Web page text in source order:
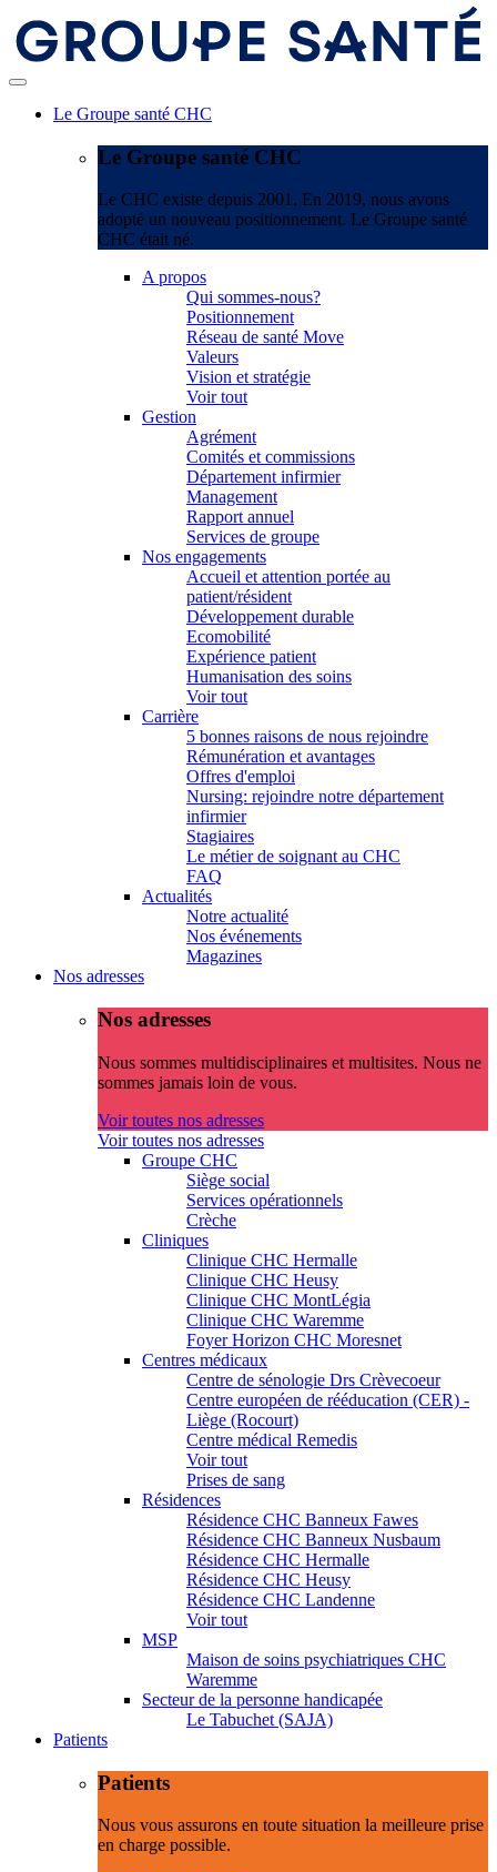
Le Groupe santé CHC
Le Groupe santé CHC
Le CHC existe depuis 2001. En 2019, nous avons
adopté un nouveau positionnement. Le Groupe santé
CHC était né.
A propos
Qui sommes-nous?
Positionnement
Réseau de santé Move
Valeurs
Vision et stratégie
Voir tout
Gestion
Agrément
Comités et commissions
Département infirmier
Management
Rapport annuel
Services de groupe
Nos engagements
Accueil et attention portée au
patient/résident
Développement durable
Ecomobilité
Expérience patient
Humanisation des soins
Voir tout
Carrière
5 bonnes raisons de nous rejoindre
Rémunération et avantages
Offres d'emploi
Nursing: rejoindre notre département
infirmier
Stagiaires
Le métier de soignant au CHC
FAQ
Actualités
Notre actualité
Nos événements
Magazines
Nos adresses
Nos adresses
Nous sommes multidisciplinaires et multisites. Nous ne
sommes jamais loin de vous.
Voir toutes nos adresses
Voir toutes nos adresses
Groupe CHC
Siège social
Services opérationnels
Crèche
Cliniques
Clinique CHC Hermalle
Clinique CHC Heusy
Clinique CHC MontLégia
Clinique CHC Waremme
Foyer Horizon CHC Moresnet
Centres médicaux
Centre de sénologie Drs Crèvecoeur
Centre européen de rééducation (CER) -
Liège (Rocourt)
Centre médical Remedis
Voir tout
Prises de sang
Résidences
Résidence CHC Banneux Fawes
Résidence CHC Banneux Nusbaum
Résidence CHC Hermalle
Résidence CHC Heusy
Résidence CHC Landenne
Voir tout
MSP
Maison de soins psychiatriques CHC
Waremme
Secteur de la personne handicapée
Le Tabuchet (SAJA)
Patients
Patients
Nous vous assurons en toute situation la meilleure prise
en charge possible.